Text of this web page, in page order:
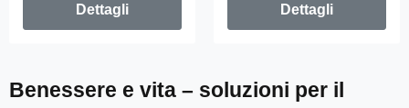
Dettagli Dettagli
Benessere e vita – soluzioni per il